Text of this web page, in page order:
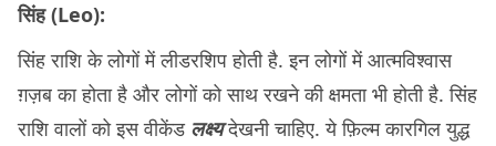
सिंह (Leo):
सिंह राशि के लोगों में लीडरशिप होती है. इन लोगों में आत्मविश्वास
ग़ज़ब का होता है और लोगों को साथ रखने की क्षमता भी होती है. सिंह
राशि वालों को इस वीकेंड लक्ष्यदेखनी चाहिए. ये फ़िल्मकारगिल युद्ध